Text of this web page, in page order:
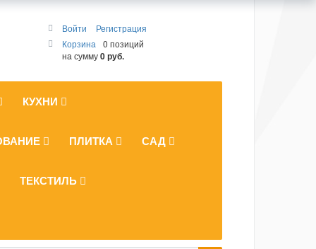
Войти
Регистрация
Корзина
0 позиций
на сумму0 руб.
КУХНИ
ПЛИТКА САД
ТЕКСТИЛЬ